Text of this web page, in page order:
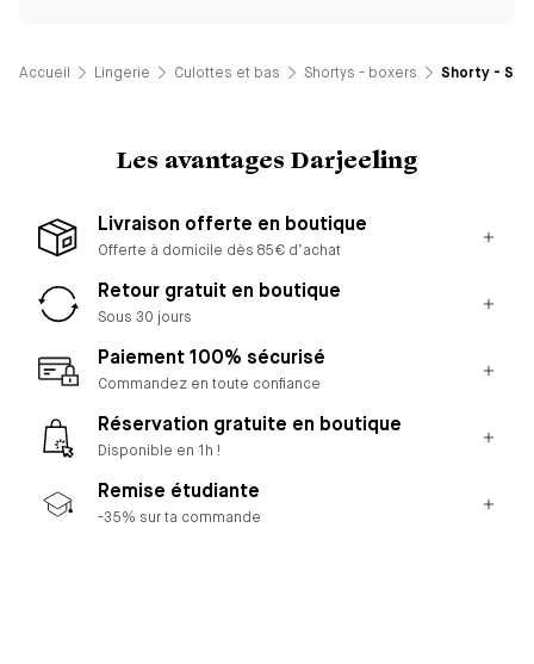
Accueil Lingerie Culottes et bas Shortys - boxers Shorty -
Les avantages Darjeeling
Livraison offerte en boutique
Offerte à domicile dès 85€ d’achat
Retour gratuit en boutique
Sous 30 jours
Paiement 100% sécurisé
Commandez en toute confiance
Réservation gratuite en boutique
Disponible en 1h !
Remise étudiante
-35% sur ta commande